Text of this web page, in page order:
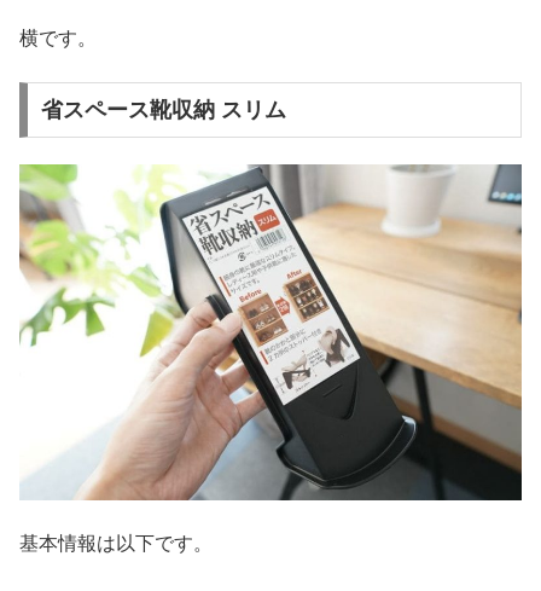
横です。
省スペース靴収納 スリム
基本情報は以下です。